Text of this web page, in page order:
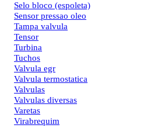
Selo bloco (espoleta)
Sensor pressao oleo
Tampa valvula
Tensor
Turbina
Tuchos
Valvula egr
Valvula termostatica
Valvulas
Valvulas diversas
Varetas
Virabrequim